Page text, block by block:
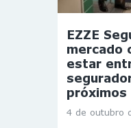
EZZE
mercado
estar
próximos
4 de outubro